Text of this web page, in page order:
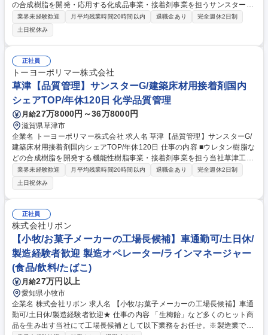
の合成樹脂を開発・応用する化成品事業・接着剤事業を担うサンスターグ
ループの岡山工場にて、生産している接着剤やスポンジ素材の検査や検品
業務を行っていただきます。 配属により対象となる業務は異なりますが、
いずれも、作業方法や機器の取り扱いは入社後に指導いたします。 【主な
作業内容】 ■ＪＩＳ品質検査接着強度等の測定ノギス等によるスポンジの
寸法測定 ■目視によるスポンジの外観検品 ■出荷梱包作業 ■ＰＣへの簡単
なデータ入力や書類へのデータ記入 募集職種 美作【検査・検品】サンス
ターグループ/建築床材用接着剤国内TOPシェア
業界未経験歓迎 月平均残業時間20時間以内 退職金あり
完全週休2日制
土日祝休み
正社員
トーヨーポリマー株式会社
草津【品質管理】サンスターG/建築床材用接着剤国内
シェアTOP/年休120日 化学品質管理
月給27万8000円～36万8000円
滋賀県草津市
企業名 トーヨーポリマー株式会社 求人名 草津【品質管理】サンスターG/
建築床材用接着剤国内シェアTOP/年休120日 仕事の内容 ■ウレタン樹脂な
どの合成樹脂を開発する機能性樹脂事業・接着剤事業を担う当社草津工場
にて、原料や製品の検査、標準類の管理などを行い、工場製品の品質維持
向上に寄与していただける方を募集します。 ◆原料及び生産工程の管理◆
製品品質検査◆品質安定化及び改善◆クレーム、不適合対応◆社内標準類
の管理（ＪＩＳ、ＩＳＯ） ※はじめは原材料の受け入れチェック、製品検
査からお任せをし、ゆくゆくは標準類の一部管理を兼任でお任せします。
募集職種 草津【品質管理】サンスターG/建築床材用接着剤国内シェアTO
P/年休120日
業界未経験歓迎 月平均残業時間20時間以内 退職金あり
完全週休2日制
土日祝休み
正社員
株式会社リボン
【小牧/お菓子メーカーの工場長候補】車通勤可/土日休/
製造経験者歓迎 製造オペレーター/ラインマネージャー
(食品/飲料/たばこ)
月給27万円以上
愛知県小牧市
企業名 株式会社リボン 求人名 【小牧/お菓子メーカーの工場長候補】車通
勤可/土日休/製造経験者歓迎★ 仕事の内容 「生梅飴」など多くのヒット商
品を生み出す当社にて工場長候補として以下業務をお任せ。※製造業での